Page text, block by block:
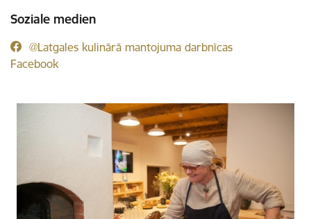
Soziale medien
@Latgales kulinārā mantojuma darbnīcas
Facebook